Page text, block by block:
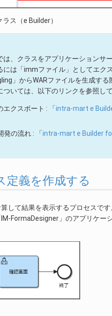
ス（e Builder）
は、クラスをアプリケーションサ
には「immファイル」としてエク
」からWARファイルを生成す
ついては、以下のリンクを参照し
クスポート : 「intra-mart e
発の流れ : 「intra-mart e Builder
定義を作成する
して結果を表示するプロセスです
IM-FormaDesigner」のアプリケ